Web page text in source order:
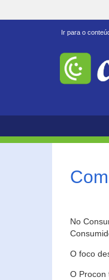
Ir para o
No
O foco
O Procon